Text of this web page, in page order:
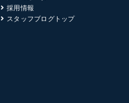
採用情報
スタッフブログトップ